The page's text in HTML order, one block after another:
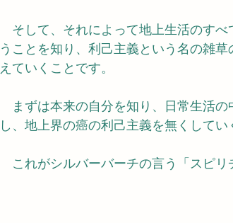
そして、それによって地上生活のすべ
うことを知り、利己主義という名の雑
えていくことです。
まずは本来の自分を知り、日常生活
し、地上界の癌の利己主義を無くしてい
これがシルバーバーチの言う「スピリ